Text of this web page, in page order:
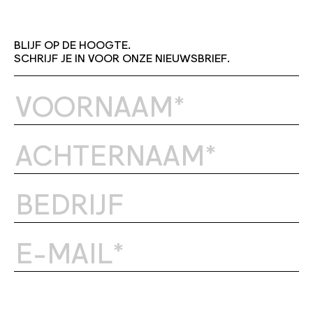
BLIJF OP DE HOOGTE.
SCHRIJF JE IN VOOR ONZE NIEUWSBRIEF.